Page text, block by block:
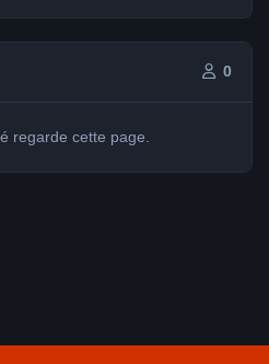
0
regarde cette page.